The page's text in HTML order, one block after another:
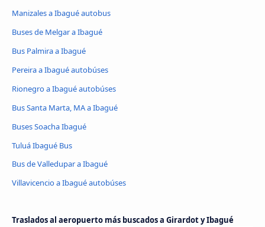
Manizales a Ibagué autobus
Buses de Melgar a Ibagué
Bus Palmira a Ibagué
Pereira a Ibagué autobúses
Rionegro a Ibagué autobúses
Bus Santa Marta, MA a Ibagué
Buses Soacha Ibagué
Tuluá Ibagué Bus
Bus de Valledupar a Ibagué
Villavicencio a Ibagué autobúses
Traslados al aeropuerto más buscados a Girardot y Ibagué